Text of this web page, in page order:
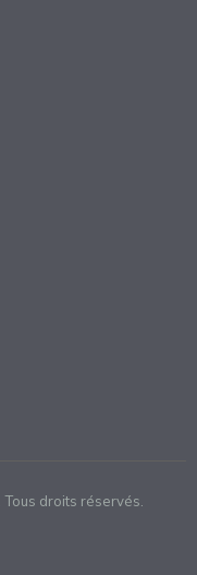
droits réservés.